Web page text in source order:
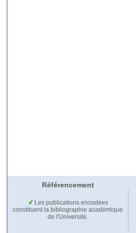
Référencement
Les publications encodées
constituent la bibliographie académique
de l'Université.